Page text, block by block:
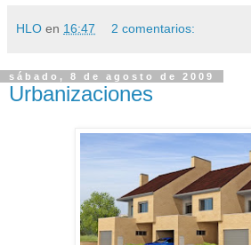
HLO en 16:47 2 comentarios:
sábado, 8 de agosto de 2009
Urbanizaciones